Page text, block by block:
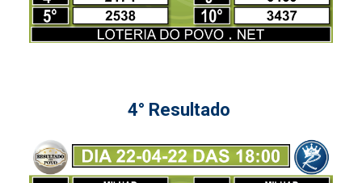
4° Resultado